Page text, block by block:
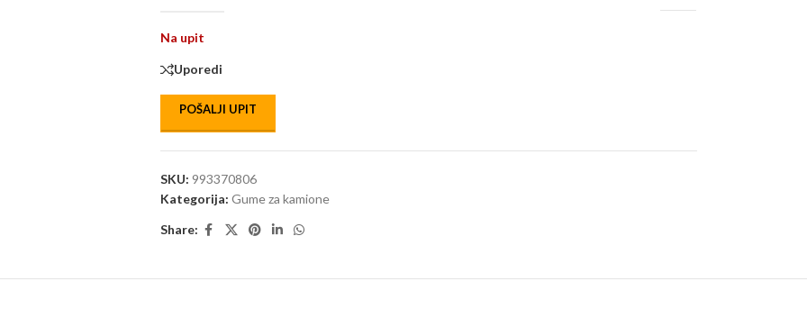
Na upit
Uporedi
POŠALJI UPIT
SKU: 993370806
Kategorija: Gume za kamione
Share: